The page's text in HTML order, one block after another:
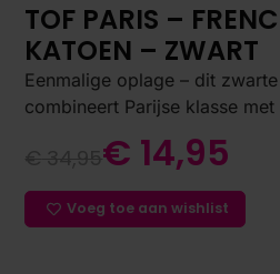
TOF PARIS –
KATOEN – ZWART
Eenmalige oplage – dit
combineert Parijse klasse
€ 14,95
Voeg toe aan wishlist